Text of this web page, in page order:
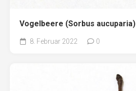
Vogelbeere (Sorbus aucuparia)
8. Februar 2022 0